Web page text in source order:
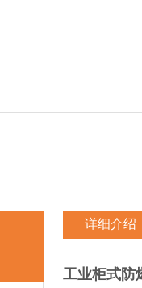
详细介绍
工业柜式防